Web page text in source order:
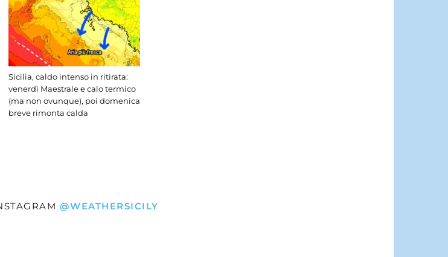
Sicilia, caldo intenso in ritirata:
venerdì Maestrale e calo termico
(ma non ovunque), poi domenica
breve rimonta calda
@WEATHERSICILY